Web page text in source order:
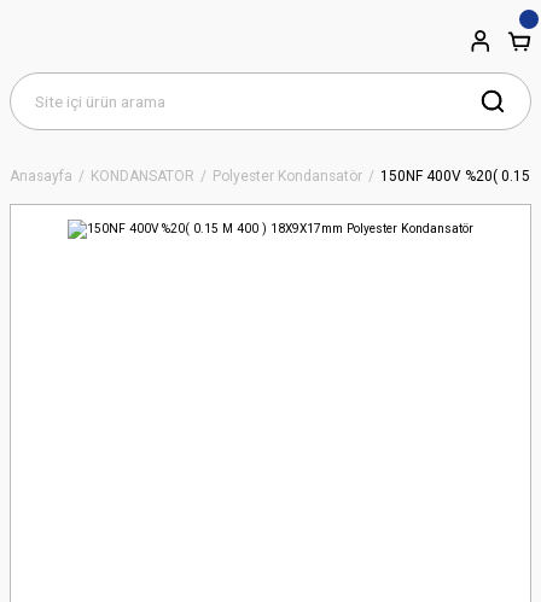
Anasayfa KONDANSATÖR Polyester Kondansatör 150NF 400V %20( 0.15